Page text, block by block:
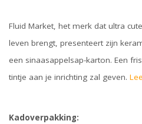
Fluid Market, het merk dat ultra
leven brengt, presenteert zijn
een sinaasappelsap-karton. Een
tintje aan je inrichting zal geven.
Kadoverpakking: